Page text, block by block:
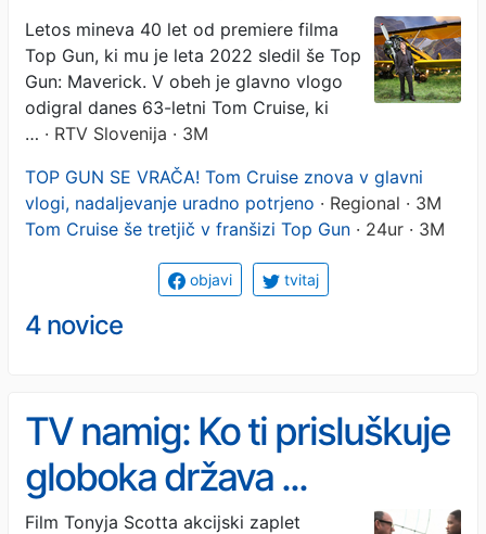
nastopil v glavni vlogi
Letos mineva 40 let od premiere filma
Top Gun, ki mu je leta 2022 sledil še Top
Gun: Maverick. V obeh je glavno vlogo
odigral danes 63-letni Tom Cruise, ki
… · RTV Slovenija · 3M
TOP GUN SE VRAČA! Tom Cruise znova v glavni
vlogi, nadaljevanje uradno potrjeno · Regional · 3M
Tom Cruise še tretjič v franšizi Top Gun · 24ur · 3M
objavi tvitaj
4 novice
TV namig: Ko ti prisluškuje
globoka država ...
Film Tonyja Scotta akcijski zaplet